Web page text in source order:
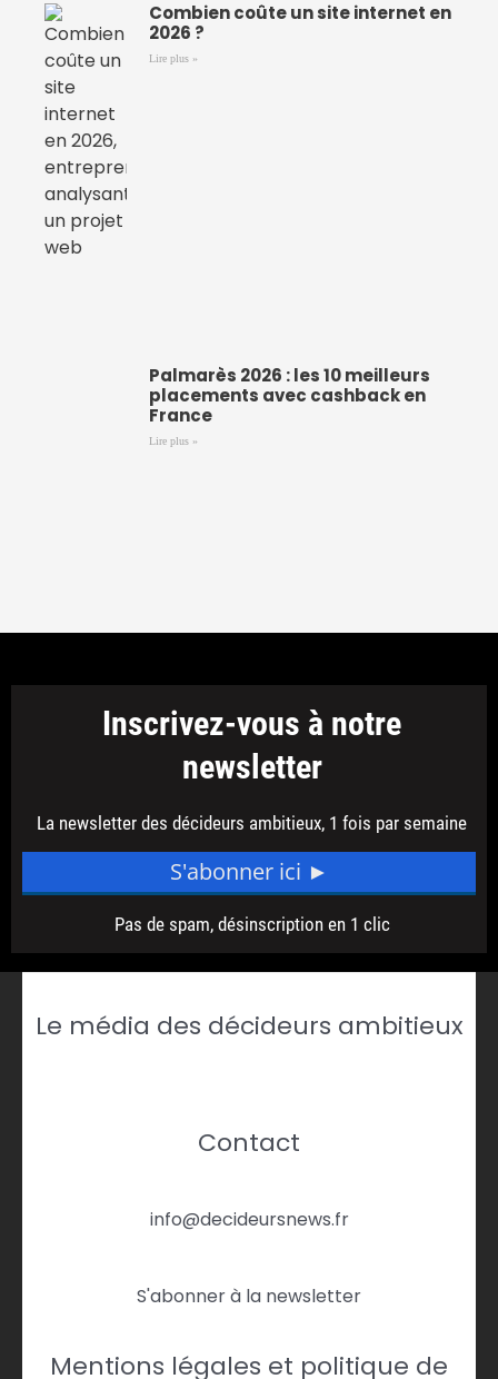
Combien coûte un site internet en
2026 ?
Lire plus »
Palmarès 2026 : les 10 meilleurs
placements avec cashback en
France
Lire plus »
Le média des décideurs ambitieux
Contact
info@decideursnews.fr
S'abonner à la newsletter
Mentions légales et politique de